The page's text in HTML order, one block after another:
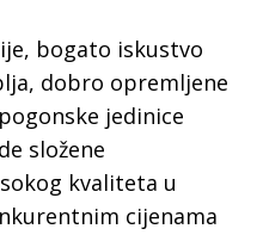
bogato iskustvo
dobro opremljene
jedinice
složene
kvaliteta u
cijenama